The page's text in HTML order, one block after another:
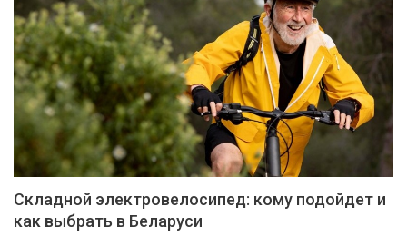
Складной электровелосипед: кому подойдет и
как выбрать в Беларуси